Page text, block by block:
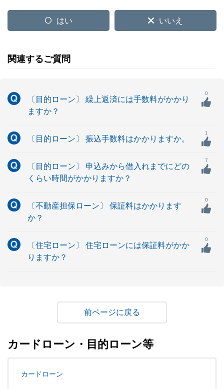
はい いいえ
関連するご質問
〔目的ローン〕 繰上返済には手数料がかかり
ますか？
0
〔目的ローン〕 振込手数料はかかりますか。
1
〔目的ローン〕 申込みから借入れまでにどの
くらい時間がかかりますか？
7
〔不動産担保ローン〕 保証料はかかります
か？
0
〔住宅ローン〕 住宅ローンには保証料がかか
りますか？
0
戻る
カードローン・目的ローン等
カードローン